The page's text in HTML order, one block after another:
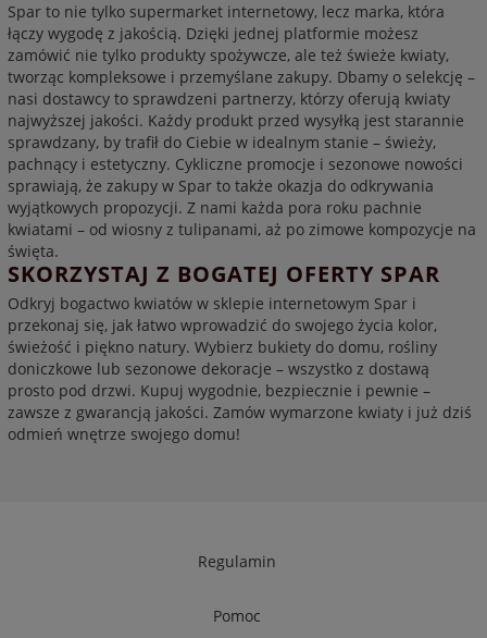
Spar to nie tylko supermarket internetowy, lecz marka, która
łączy wygodę z jakością. Dzięki jednej platformie możesz
zamówić nie tylko produkty spożywcze, ale też świeże kwiaty,
tworząc kompleksowe i przemyślane zakupy. Dbamy o selekcję –
nasi dostawcy to sprawdzeni partnerzy, którzy oferują kwiaty
najwyższej jakości. Każdy produkt przed wysyłką jest starannie
sprawdzany, by trafił do Ciebie w idealnym stanie – świeży,
pachnący i estetyczny. Cykliczne promocje i sezonowe nowości
sprawiają, że zakupy w Spar to także okazja do odkrywania
wyjątkowych propozycji. Z nami każda pora roku pachnie
kwiatami – od wiosny z tulipanami, aż po zimowe kompozycje na
święta.
SKORZYSTAJ Z BOGATEJ OFERTY SPAR
Odkryj bogactwo kwiatów w sklepie internetowym Spar i
przekonaj się, jak łatwo wprowadzić do swojego życia kolor,
świeżość i piękno natury. Wybierz bukiety do domu, rośliny
doniczkowe lub sezonowe dekoracje – wszystko z dostawą
prosto pod drzwi. Kupuj wygodnie, bezpiecznie i pewnie –
zawsze z gwarancją jakości. Zamów wymarzone kwiaty i już dziś
odmień wnętrze swojego domu!
Regulamin
Pomoc